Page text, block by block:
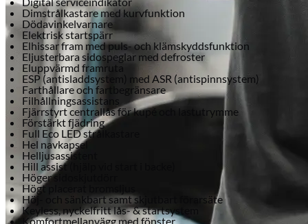
Dimstrålkastare med kurvfunktion
Dödavinkelvarnare
Elektrisk startspärr
Elhissar fram med puls- och klämskyddsfunktion
Eljusterbara sidospeglar med defroster
Eluppvärmd framruta
ESP (antisladdsystem) med ASR (antispinnsystem)
Farthållare och fartbegränsare
Filhållningsassistans
Fjärrstyrt centrallås för kupé och lastutrymme
Förstärkt fjädring
Full Eco LED strålkastare
Hel navkapsel
Helljusassistent
Hill assist (hjälp vid start i backe)
Höger sidoskjutdörr
Högt placerat bromsljus
Höj- och sänkbart samt skjutbart förarsäte
Keyless, nyckelfritt lås- & startsystem
Komfortmellanvägg med fönster